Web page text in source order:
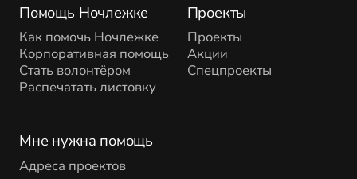
Помощь Ночлежке
Как помочь Ночлежке
Корпоративная помощь
Стать волонтёром
Распечатать листовку
Проекты
Проекты
Акции
Спецпроекты
Мне нужна помощь
Адреса проектов